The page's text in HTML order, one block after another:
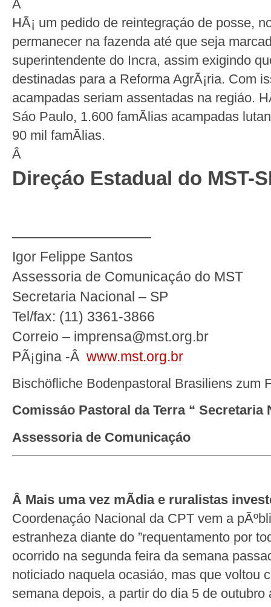
Â
HÃ¡ um pedido de reintegraçáo de posse,
permanecer na fazenda até que seja
superintendente do Incra, assim exigindo
destinadas para a Reforma AgrÃ¡ria. Com
acampadas seriam assentadas na regiáo.
Sáo Paulo, 1.600 famÃ­lias acampadas
90 mil famÃ­lias.
Â
Direçáo Estadual do MST-
——————————
Igor Felippe Santos
Assessoria de Comunicaçáo do MST
Secretaria Nacional – SP
Tel/fax: (11) 3361-3866
Correio – imprensa@mst.org.br
PÃ¡gina -Â www.mst.org.br
Bischöfliche Bodenpastoral Brasiliens zum
Comissáo Pastoral da Terra “ Secretaria
Assessoria de Comunicaçáo
Â Mais uma vez mÃ­dia e ruralistas
Coordenaçáo Nacional da CPT vem a
estranheza diante do ”requentamento por
ocorrido na segunda feira da semana
noticiado naquela ocasiáo, mas que voltou
semana depois, a partir do dia 5 de outubro